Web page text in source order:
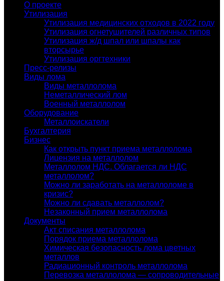
О проекте
Утилизация
Утилизация медицинских отходов в 2022 году
Утилизация огнетушителей различных типов
Утилизация ж/д шпал или шпалы как
вторсырье
Утилизация оргтехники
Пресс-релизы
Виды лома
Виды металлолома
Неметаллический лом
Военный металлолом
Оборудование
Металлоискатели
Бухгалтерия
Бизнес
Как открыть пункт приема металлолома
Лицензия на металлолом
Металлолом НДС. Облагается ли НДС
металлолом?
Можно ли заработать на металлоломе в
кризис?
Можно ли сдавать металлолом?
Незаконный прием металлолома
Документы
Акт списания металлолома
Порядок приема металлолома
Химическая безопасность лома цветных
металлов
Радиационный контроль металлолома
Перевозка металлолома — сопроводительные